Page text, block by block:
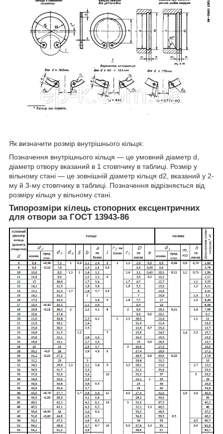
Як визначити розмір внутрішнього кільця:
Позначення внутрішнього кільця — це умовний діаметр d,
діаметр отвору вказаний в 1 стовпчику в таблиці. Розмір у
вільному стані — це зовнішній діаметр кільця d2, вказаний у 2-
му й 3-му стовпчику в таблиці. Позначення відрізняється від
розміру кільця у вільному стані.
Типорозміри кілець стопорних ексцентричних
для отвори за ГОСТ 13943-86